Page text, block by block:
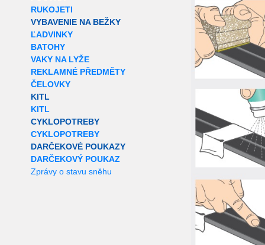
RUKOJETI
VYBAVENIE NA BEŽKY
ĽADVINKY
BATOHY
VAKY NA LYŽE
REKLAMNÉ PŘEDMĚTY
ČELOVKY
KITL
KITL
CYKLOPOTREBY
CYKLOPOTREBY
DARČEKOVÉ POUKAZY
DARČEKOVÝ POUKAZ
Zprávy o stavu sněhu